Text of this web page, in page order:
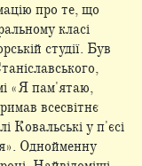
про те, що
класі
студії. Був
«Я пам'ятаю,
всесвітнє
Ковальські у п'єсі
Однойменну